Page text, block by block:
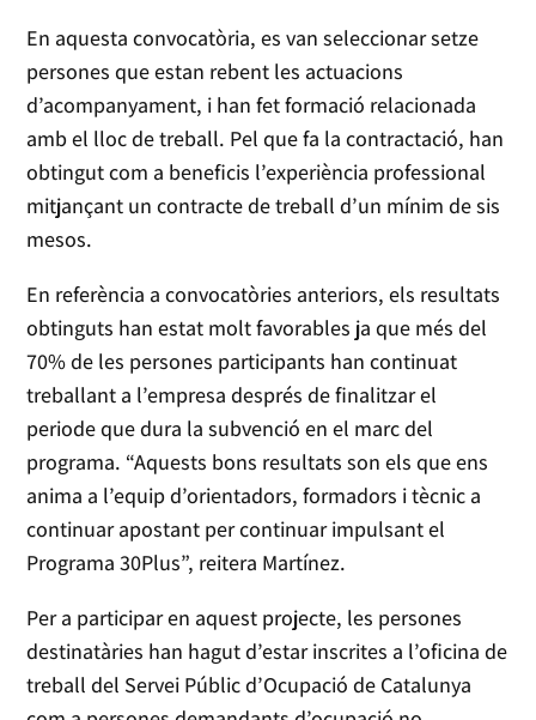
En aquesta convocatòria, es van seleccionar setze
persones que estan rebent les actuacions
d’acompanyament, i han fet formació relacionada
amb el lloc de treball. Pel que fa la contractació, han
obtingut com a beneficis l’experiència professional
mitjançant un contracte de treball d’un mínim de sis
mesos.
En referència a convocatòries anteriors, els resultats
obtinguts han estat molt favorables ja que més del
70% de les persones participants han continuat
treballant a l’empresa després de finalitzar el
periode que dura la subvenció en el marc del
programa. “Aquests bons resultats son els que ens
anima a l’equip d’orientadors, formadors i tècnic a
continuar apostant per continuar impulsant el
Programa 30Plus”, reitera Martínez.
Per a participar en aquest projecte, les persones
destinatàries han hagut d’estar inscrites a l’oficina de
treball del Servei Públic d’Ocupació de Catalunya